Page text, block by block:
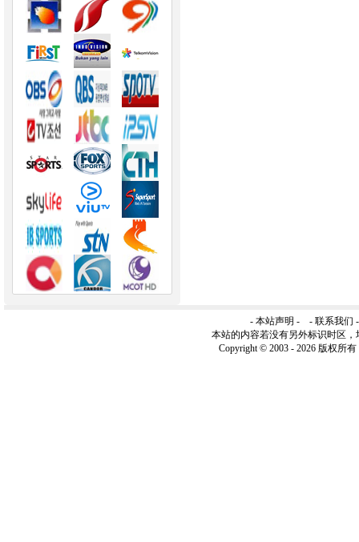
- 本站声明 - - 联系我们
本站的内容若没有另外标识时区，
Copyright © 2003 - 2026 版权所有